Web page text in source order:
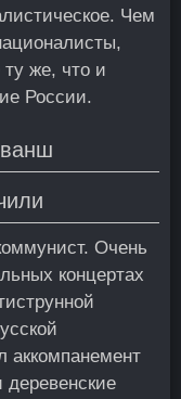
Чем
ту же, что и
России.
Очень
концертах
аккомпанемент